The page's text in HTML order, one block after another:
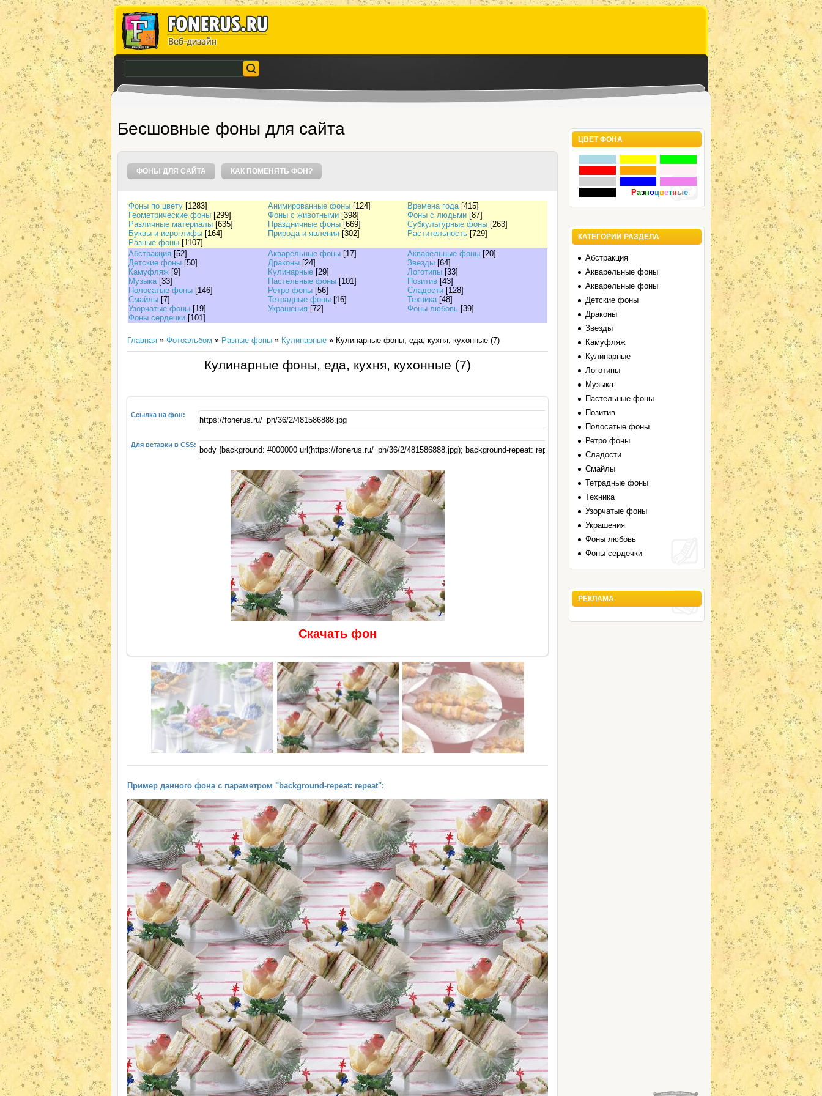
Бесшовные фоны для сайта
ФОНЫ ДЛЯ САЙТА КАК ПОМЕНЯТЬ ФОН?
Фоны по цвету [1283] Анимированные фоны [124] Времена года [415]
Геометрические фоны [299] Фоны с животными [398] Фоны с людьми [87]
Различные материалы [635] Праздничные фоны [669] Субкультурные фоны [263]
Буквы и иероглифы [164] Природа и явления [302] Растительность [729]
Разные фоны [1107]
Абстракция [52] Акварельные фоны [17] Акварельные фоны [20]
Детские фоны [50] Драконы [24] Звезды [64]
Камуфляж [9] Кулинарные [29] Логотипы [33]
Музыка [33] Пастельные фоны [101] Позитив [43]
Полосатые фоны [146] Ретро фоны [56] Сладости [128]
Смайлы [7] Тетрадные фоны [16] Техника [48]
Узорчатые фоны [19] Украшения [72] Фоны любовь [39]
Фоны сердечки [101]
Главная » Фотоальбом » Разные фоны » Кулинарные » Кулинарные фоны, еда, кухня, кухонные (7)
Кулинарные фоны, еда, кухня, кухонные (7)
Ссылка на фон:
Для вставки в CSS:
Скачать фон
Пример данного фона с параметром "background-repeat: repeat":
ЦВЕТ ФОНА
Разноцветные
КАТЕГОРИИ РАЗДЕЛА
Абстракция
Акварельные фоны
Акварельные фоны
Детские фоны
Драконы
Звезды
Камуфляж
Кулинарные
Логотипы
Музыка
Пастельные фоны
Позитив
Полосатые фоны
Ретро фоны
Сладости
Смайлы
Тетрадные фоны
Техника
Узорчатые фоны
Украшения
Фоны любовь
Фоны сердечки
РЕКЛАМА